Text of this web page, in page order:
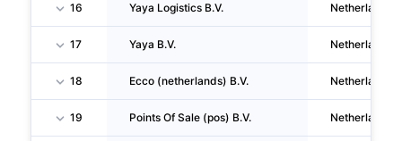
16 Yaya Logistics B.V. Netherlands
17 Yaya B.V. Netherlands
18 Ecco (netherlands) B.V. Netherlands
19 Points Of Sale (pos) B.V. Netherlands